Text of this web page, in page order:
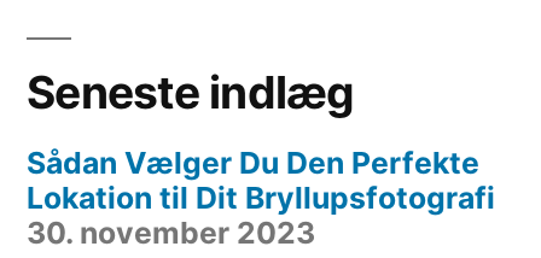
Seneste indlæg
Sådan Vælger Du Den Perfekte
Lokation til Dit Bryllupsfotografi
30. november 2023